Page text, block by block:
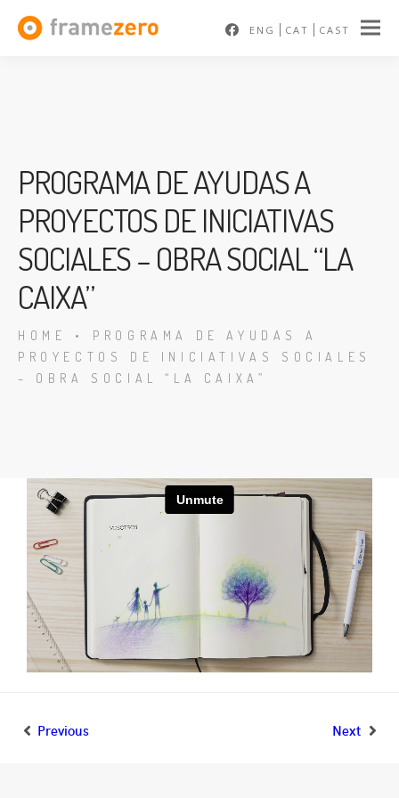
ENG CAT CAST
En
PROGRAMA DE AYUDAS A
PROYECTOS DE INICIATIVAS
SOCIALES – OBRA SOCIAL “LA
CAIXA”
HOME •
PROGRAMA DE AYUDAS A
PROYECTOS DE INICIATIVAS SOCIALES
– OBRA SOCIAL “LA CAIXA”
Previous Next